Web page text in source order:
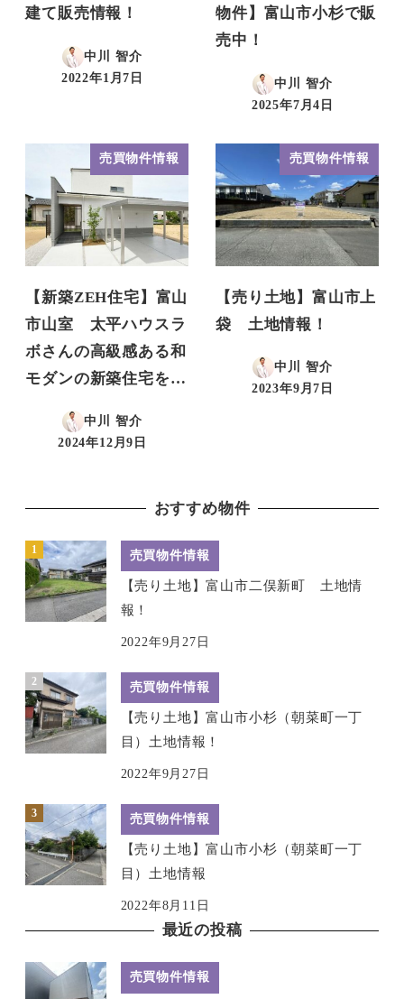
建て販売情報！
中川 智介
投稿日
2022年1月7日
物件】富山市小杉で販
売中！
中川 智介
投稿日
2025年7月4日
売買物件情報
【新築ZEH住宅】富山
市山室 太平ハウスラ
ボさんの高級感ある和
モダンの新築住宅を…
中川 智介
投稿日
2024年12月9日
売買物件情報
【売り土地】富山市上
袋 土地情報！
中川 智介
投稿日
2023年9月7日
おすすめ物件
売買物件情報
【売り土地】富山市二俣新町 土地情
報！
2022年9月27日
売買物件情報
【売り土地】富山市小杉（朝菜町一丁
目）土地情報！
2022年9月27日
売買物件情報
【売り土地】富山市小杉（朝菜町一丁
目）土地情報
2022年8月11日
最近の投稿
売買物件情報